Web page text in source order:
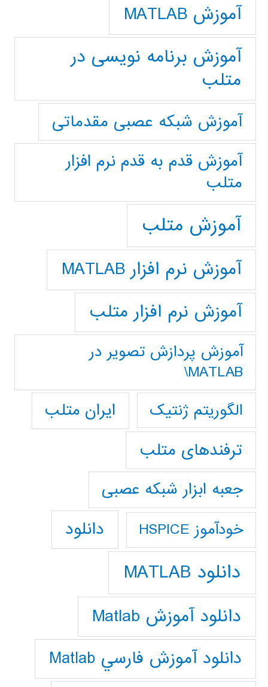
آموزش MATLAB
آموزش برنامه نویسی در
متلب
آموزش شبکه عصبی مقدماتی
آموزش قدم به قدم نرم افزار
متلب
آموزش متلب
آموزش نرم افزار MATLAB
آموزش نرم افزار متلب
آموزش پردازش تصوير در
MATLAB\
الگوریتم ژنتیک
ایران متلب
ترفندهای متلب
جعبه ابزار شبکه عصبی
خودآموز HSPICE دانلود
دانلود MATLAB
دانلود آموزش Matlab
دانلود آموزش فارسي Matlab